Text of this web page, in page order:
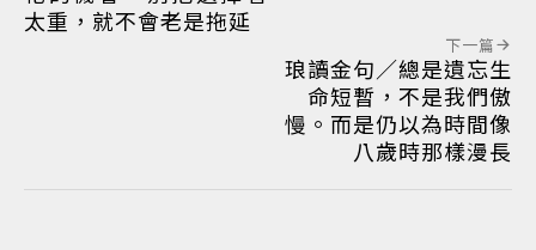
太重，就不會老是拖延
下一篇
琅讀金句／總是遺忘生
命短暫，不是我們傲
慢。而是仍以為時間像
八歲時那樣漫長